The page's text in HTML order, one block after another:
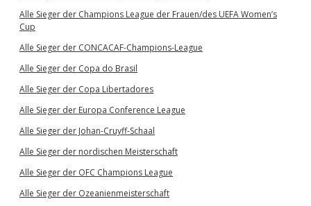
Alle Sieger der Champions League der Frauen/des UEFA Women’s
Cup
Alle Sieger der CONCACAF-Champions-League
Alle Sieger der Copa do Brasil
Alle Sieger der Copa Libertadores
Alle Sieger der Europa Conference League
Alle Sieger der Johan-Cruyff-Schaal
Alle Sieger der nordischen Meisterschaft
Alle Sieger der OFC Champions League
Alle Sieger der Ozeanienmeisterschaft